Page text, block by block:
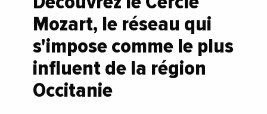
Mozart, le réseau qui
s'impose comme le plus
influent de la région
Occitanie